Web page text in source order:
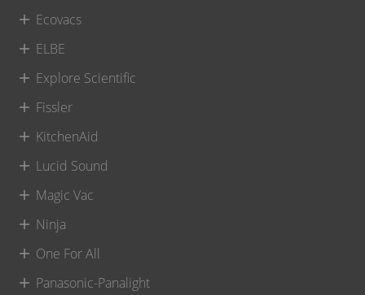
Ecovacs
ELBE
Explore Scientific
Fissler
KitchenAid
Lucid Sound
Magic Vac
Ninja
One For All
Panasonic-Panalight